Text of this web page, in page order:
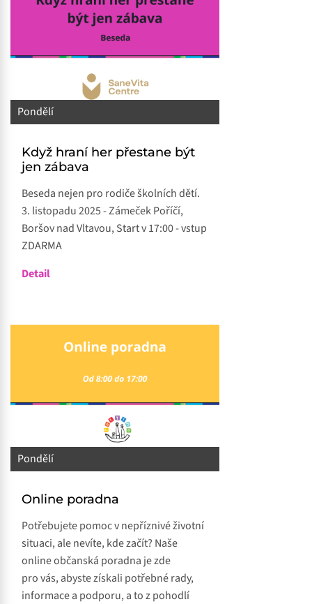
Pondělí
Když hraní her přestane být
jen zábava
Beseda nejen pro rodiče školních dětí.
3. listopadu 2025 - Zámeček Poříčí,
Boršov nad Vltavou, Start v 17:00 - vstup
ZDARMA
Detail
Pondělí
Online poradna
Potřebujete pomoc v nepříznivé životní
situaci, ale nevíte, kde začít? Naše
online občanská poradna je zde
pro vás, abyste získali potřebné rady,
informace a podporu, a to z pohodlí